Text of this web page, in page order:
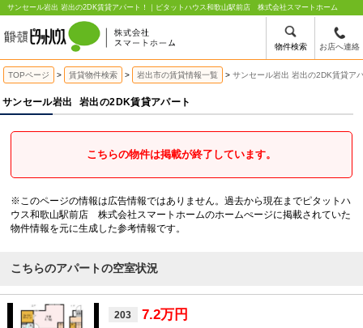
物件検索 お店へ連絡
サンセール岩出 岩出の2DK賃貸アパート！｜ピタットハウス和歌山駅前店 株式会社スマートホーム
TOPページ 賃貸物件検索 岩出市の賃貸情報一覧 サンセール岩出 岩出の2DK賃貸ア
サンセール岩出 岩出の2DK賃貸アパート
こちらの物件は掲載が終了しています。
※このページの情報は広告情報ではありません。過去から現在までピタットハ
ウス和歌山駅前店 株式会社スマートホームのホームぺージに掲載されていた
物件情報を元に生成した参考情報です。
こちらのアパートの空室状況
203 7.2万円